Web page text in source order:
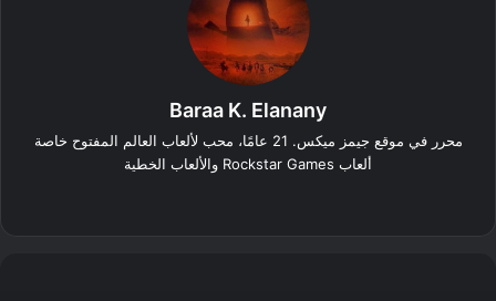
Baraa K. Elanany
محرر في موقع جيمز ميكس. 21 عامًا، محب لألعاب العالم المفتوح خاصة
ألعاب Rockstar Games والألعاب الخطية